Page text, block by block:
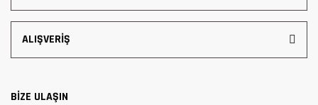
ALIŞVERİŞ
BİZE ULAŞIN